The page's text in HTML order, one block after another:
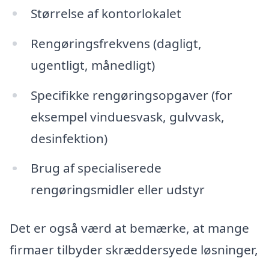
Størrelse af kontorlokalet
Rengøringsfrekvens (dagligt,
ugentligt, månedligt)
Specifikke rengøringsopgaver (for
eksempel vinduesvask, gulvvask,
desinfektion)
Brug af specialiserede
rengøringsmidler eller udstyr
Det er også værd at bemærke, at mange
firmaer tilbyder skræddersyede løsninger,